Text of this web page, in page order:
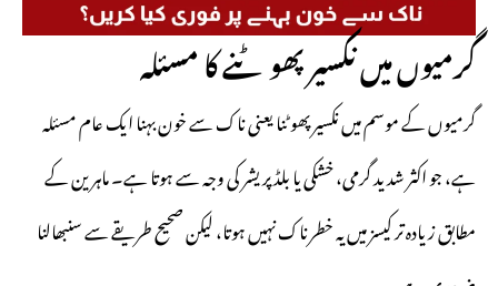
گرمیوں میں نکسیر پھوٹنے کا مسئلہ
گرمیوں کے موسم میں نکسیر پھوٹنا یعنی ناک سے خون بہنا ایک عام مسئلہ
ہے، جو اکثر شدید گرمی، خشکی یا بلڈ پریشر کی وجہ سے ہوتا ہے۔ ماہرین کے
مطابق زیادہ تر کیسز میں یہ خطرناک نہیں ہوتا، لیکن صحیح طریقے سے سنبھالنا